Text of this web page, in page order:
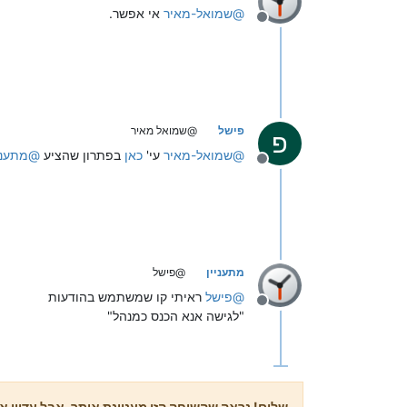
מנותק
@שמואל-מאיר אי אפשר.
פ
מנותק
פישל @שמואל מאיר
@שמואל-מאיר עי' כאן בפתרון שהציע @
מנותק
מתעניין @פישל
@פישל ראיתי קו שמשתמש בהודעות
"לגישה אנא הכנס כמנהל"